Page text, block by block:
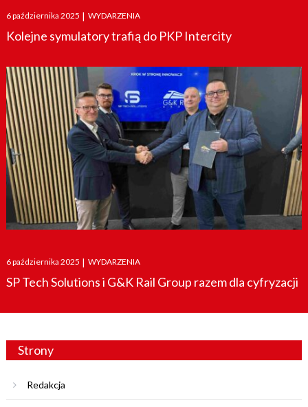
Posted
on
6 października 2025 | WYDARZENIA
Kolejne symulatory trafią do PKP Intercity
Posted
on
6 października 2025 | WYDARZENIA
SP Tech Solutions i G&K Rail Group razem dla cyfryzacji
Strony
Redakcja